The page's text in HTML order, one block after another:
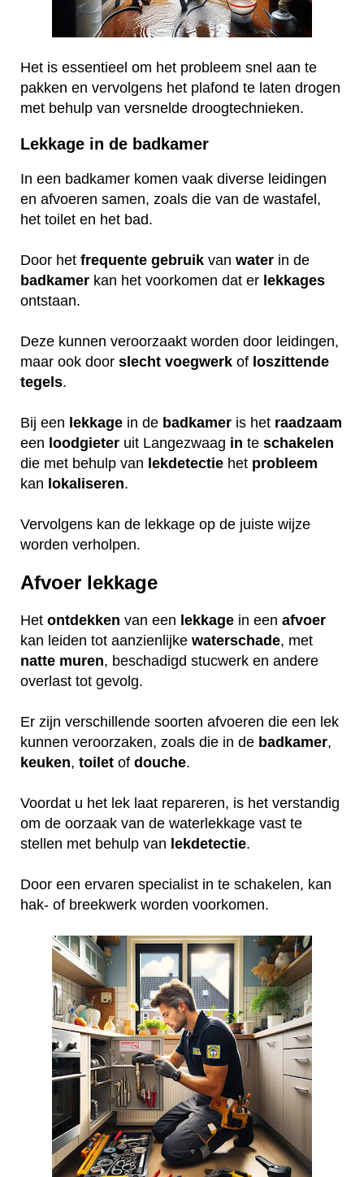
Het is essentieel om het probleem snel aan te
pakken en vervolgens het plafond te laten drogen
met behulp van versnelde droogtechnieken.
Lekkage in de badkamer
In een badkamer komen vaak diverse leidingen
en afvoeren samen, zoals die van de wastafel,
het toilet en het bad.
Door het frequente gebruik van water in de
badkamer kan het voorkomen dat er lekkages
ontstaan.
Deze kunnen veroorzaakt worden door leidingen,
maar ook door slecht voegwerk of loszittende
tegels.
Bij een lekkage in de badkamer is het raadzaam
een loodgieter uit Langezwaag in te schakelen
die met behulp van lekdetectie het probleem
kan lokaliseren.
Vervolgens kan de lekkage op de juiste wijze
worden verholpen.
Afvoer lekkage
Het ontdekken van een lekkage in een afvoer
kan leiden tot aanzienlijke waterschade, met
natte muren, beschadigd stucwerk en andere
overlast tot gevolg.
Er zijn verschillende soorten afvoeren die een lek
kunnen veroorzaken, zoals die in de badkamer,
keuken, toilet of douche.
Voordat u het lek laat repareren, is het verstandig
om de oorzaak van de waterlekkage vast te
stellen met behulp van lekdetectie.
Door een ervaren specialist in te schakelen, kan
hak- of breekwerk worden voorkomen.